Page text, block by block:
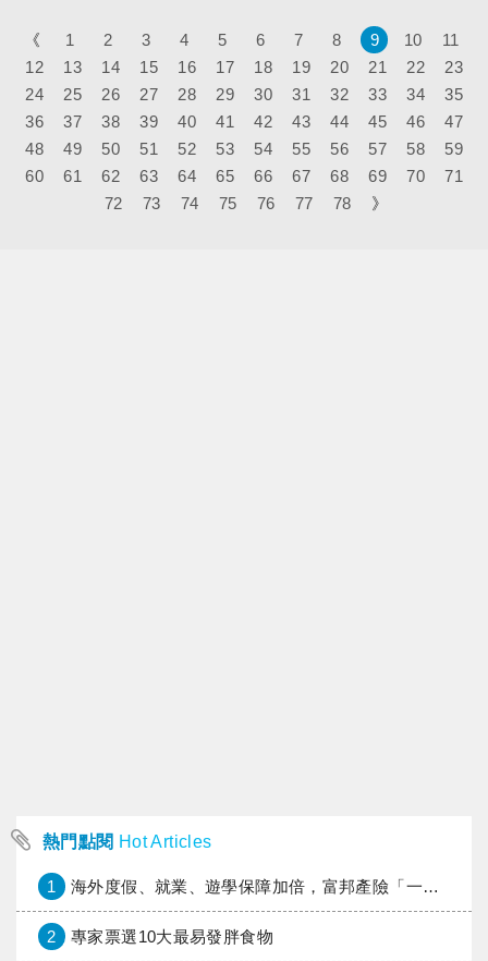
《 1 2 3 4 5 6 7 8 9 10
11
12
13 14 15 16 17 18 19 20 21 22
23
24
25 26 27 28 29 30 31 32 33 34
35
36
37 38 39 40 41 42 43 44 45 46
47
48
49 50 51 52 53 54 55 56 57 58
59
60
61 62 63 64 65 66 67 68 69 70
71
72
73 74 75 76 77 78 》
熱門點閱 Hot Articles
1 海外度假、就業、遊學保障加倍，富邦產險「一期逐夢」專案加碼遠距醫療與緊急救援
2 專家票選10大最易發胖食物